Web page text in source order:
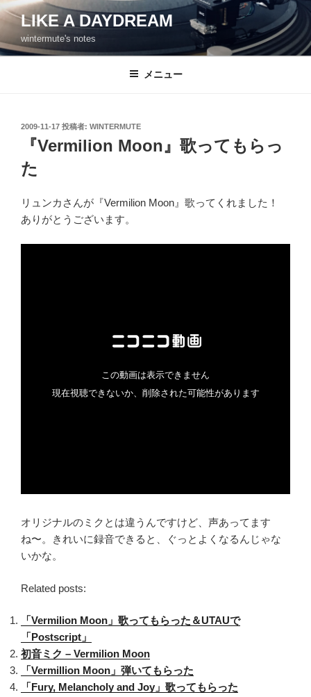
コ
テ
ン
LIKE A DAYDREAM
wintermute's notes
メニュー
投
2009-11-17 投稿者: WINTERMUTE
『Vermilion Moon』歌ってもらっ
た
リュンカさんが『Vermilion Moon』歌ってくれました！
ありがとうございます。
オリジナルのミクとは違うんですけど、声あってます
ね〜。きれいに録音できると、ぐっとよくなるんじゃな
いかな。
Related posts:
「Vermilion Moon」歌ってもらった＆UTAUで
「Postscript」
初音ミク – Vermilion Moon
「Vermillion Moon」弾いてもらった
「Fury, Melancholy and Joy」歌ってもらった